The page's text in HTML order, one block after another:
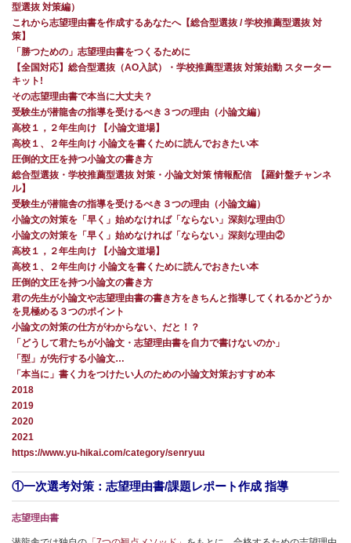
型選抜 対策編）
これから志望理由書を作成するあなたへ【総合型選抜 / 学校推薦型選抜 対
策】
「勝つための」志望理由書をつくるために
【全国対応】総合型選抜（AO入試）・学校推薦型選抜 対策始動 スターター
キット!
その志望理由書で本当に大丈夫？
受験生が潜龍舎の指導を受けるべき３つの理由（小論文編）
高校１，２年生向け 【小論文道場】
高校１、２年生向け 小論文を書くために読んでおきたい本
圧倒的文圧を持つ小論文の書き方
総合型選抜・学校推薦型選抜 対策・小論文対策 情報配信 【羅針盤チャンネ
ル】
受験生が潜龍舎の指導を受けるべき３つの理由（小論文編）
小論文の対策を「早く」始めなければ「ならない」深刻な理由①
小論文の対策を「早く」始めなければ「ならない」深刻な理由②
高校１，２年生向け 【小論文道場】
高校１、２年生向け 小論文を書くために読んでおきたい本
圧倒的文圧を持つ小論文の書き方
君の先生が小論文や志望理由書の書き方をきちんと指導してくれるかどうか
を見極める３つのポイント
小論文の対策の仕方がわからない、だと！？
「どうして君たちが小論文・志望理由書を自力で書けないのか」
「型」が先行する小論文…
「本当に」書く力をつけたい人のための小論文対策おすすめ本
2018
2019
2020
2021
https://www.yu-hikai.com/category/senryuu
①一次選考対策：志望理由書/課題レポート作成 指導
志望理由書